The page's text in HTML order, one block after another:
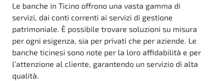
Le banche in Ticino offrono una vasta gamma di
servizi, dai conti correnti ai servizi di gestione
patrimoniale. È possibile trovare soluzioni su misura
per ogni esigenza, sia per privati che per aziende. Le
banche ticinesi sono note per la loro affidabilità e per
l’attenzione al cliente, garantendo un servizio di alta
qualità.